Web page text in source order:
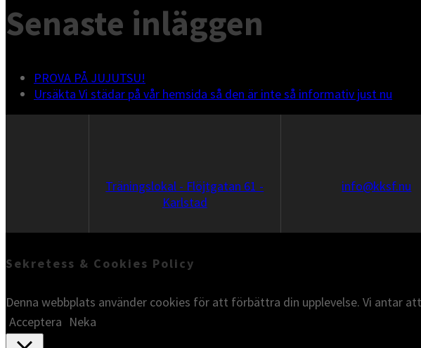
Senaste inläggen
PROVA PÅ JUJUTSU!
Ursäkta Vi städar på vår hemsida så den är inte så informativ just nu
Träningslokal - Flöjtgatan 61 -
Karlstad
info@kksf.nu
Sekretess & Cookies Policy
Denna webbplats använder cookies för att förbättra din upplevelse. Vi antar
Acceptera Neka